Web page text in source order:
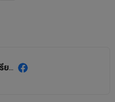
สรัลมินท์ - ดาวเรียงแสง - รินแสง